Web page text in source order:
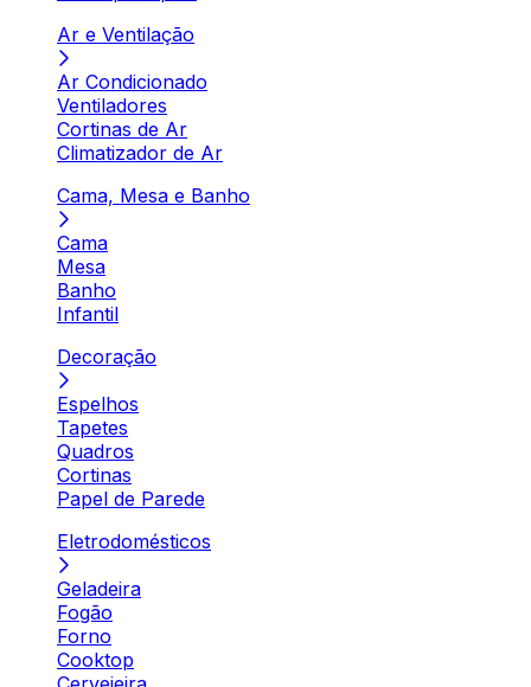
Ar e Ventilação
Ar Condicionado
Ventiladores
Cortinas de Ar
Climatizador de Ar
Cama, Mesa e Banho
Cama
Mesa
Banho
Infantil
Decoração
Espelhos
Tapetes
Quadros
Cortinas
Papel de Parede
Eletrodomésticos
Geladeira
Fogão
Forno
Cooktop